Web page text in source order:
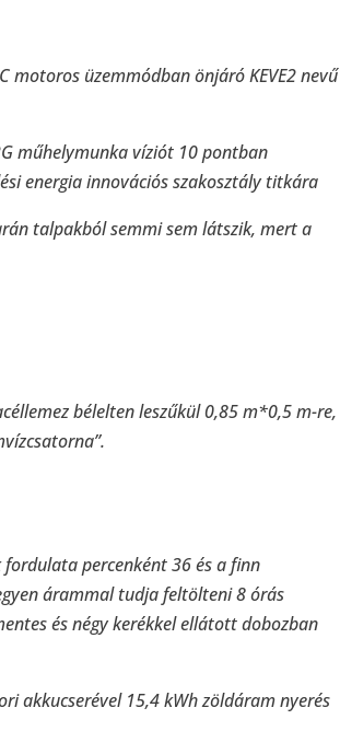
üzemmódban önjáró KEVE2 nevű
műhelymunka víziót 10 pontban
energia innovációs szakosztály titkára
talpakból semmi sem látszik, mert a
bélelten leszűkül 0,85 m*0,5 m-re,
fordulata percenként 36 és a finn
árammal tudja feltölteni 8 órás
és négy kerékkel ellátott dobozban
akkucserével 15,4 kWh zöldáram nyerés